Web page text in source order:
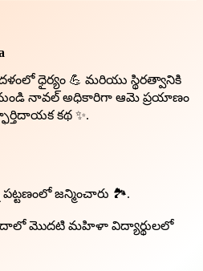
ధైర్యం 💪 మరియు స్థిరత్వానికి
నావల్ అధికారిగా ఆమె ప్రయాణం
కథ ✨.
జన్మించారు 🏞️.
మొదటి మహిళా విద్యార్థులలో